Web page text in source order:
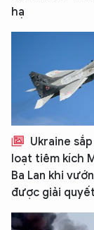
hạ
Ukraine
loạt tiêm kích
Ba Lan khi
được giải quyết